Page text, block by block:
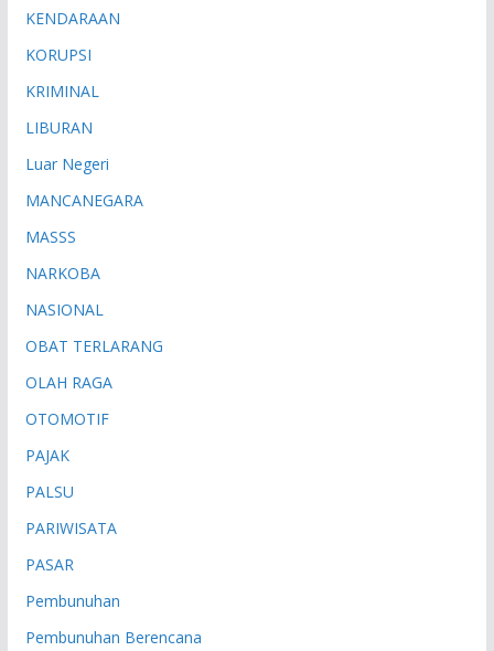
KENDARAAN
KORUPSI
KRIMINAL
LIBURAN
Luar Negeri
MANCANEGARA
MASSS
NARKOBA
NASIONAL
OBAT TERLARANG
OLAH RAGA
OTOMOTIF
PAJAK
PALSU
PARIWISATA
PASAR
Pembunuhan
Pembunuhan Berencana